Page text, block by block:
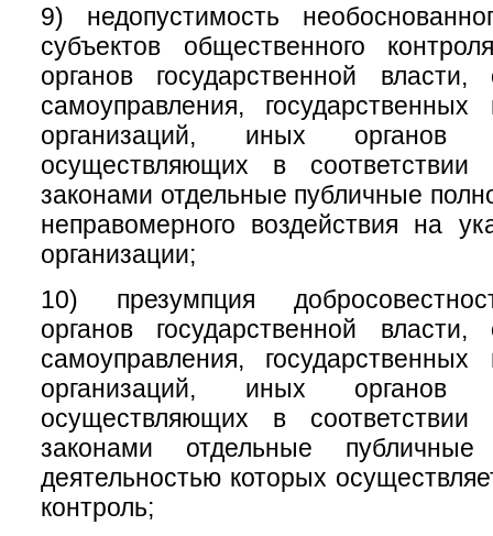
9) недопустимость
субъектов общественного
органов государственной власти,
самоуправления,
организаций, иных органов
осуществляющих в
законами отдельные публичные
неправомерного воздействия на
организации;
10) презумпция
органов государственной власти,
самоуправления,
организаций, иных органов
осуществляющих в
законами отдельные
деятельностью которых
контроль;